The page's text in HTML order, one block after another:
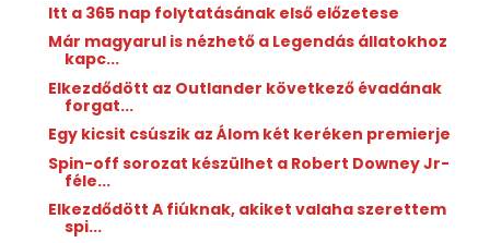
Itt a 365 nap folytatásának első előzetese
Már magyarul is nézhető a Legendás állatokhoz
kapc...
Elkezdődött az Outlander következő évadának
forgat...
Egy kicsit csúszik az Álom két keréken premierje
Spin-off sorozat készülhet a Robert Downey Jr-
féle...
Elkezdődött A fiúknak, akiket valaha szerettem
spi...